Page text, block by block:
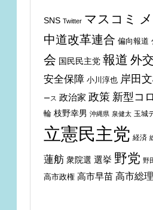
SNS Twitter マスコミ
中道改革連合 偏向報道
会 国民民主党 報道 外交
安全保障 小川淳也 岸田
ース 政治家 政策 新型コ
輪 枝野幸男 沖縄県 泉健太 玉城
立憲民主党 経済
蓮舫 衆院選 選挙 野党 野
高市政権 高市早苗 高市総理